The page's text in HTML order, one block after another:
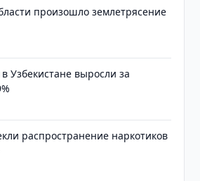
произошло землетрясение
Узбекистане выросли за
распространение наркотиков